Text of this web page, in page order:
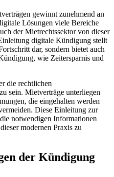
gewinnt zunehmend an
Lösungen viele Bereiche
der Mietrechtssektor von dieser
digitale Kündigung stellt
dar, sondern bietet auch
wie Zeitersparnis und
die rechtlichen
sein. Mietverträge unterliegen
die eingehalten werden
Diese Einleitung zur
notwendigen Informationen
modernen Praxis zu
der Kündigung